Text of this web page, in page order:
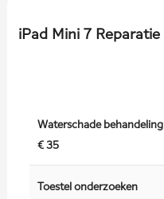
iPad Mini 7 Reparatie
Waterschade behandeling
€ 35
Toestel onderzoeken